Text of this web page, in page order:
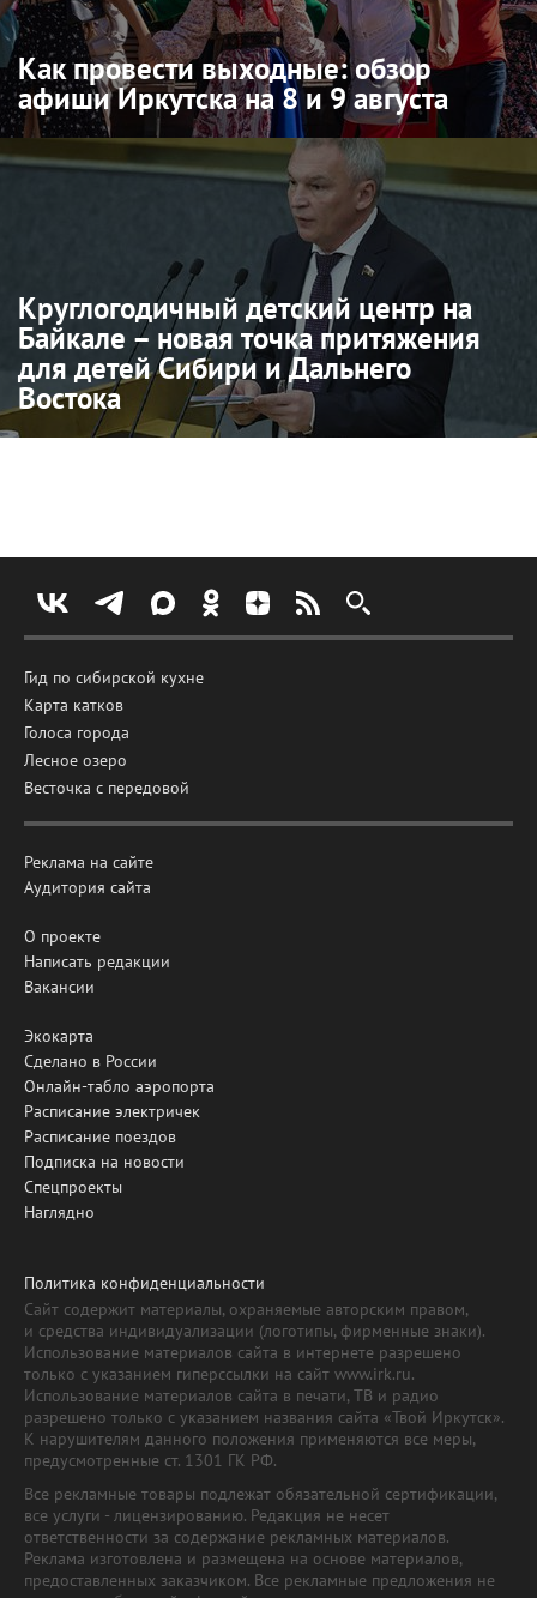
Как провести выходные: обзор
афиши Иркутска на 8 и 9 августа
Круглогодичный детский центр на
Байкале – новая точка притяжения
для детей Сибири и Дальнего
Востока
Гид по сибирской кухне
Карта катков
Голоса города
Лесное озеро
Весточка с передовой
Реклама на сайте
Аудитория сайта
О проекте
Написать редакции
Вакансии
Экокарта
Сделано в России
Онлайн-табло аэропорта
Расписание электричек
Расписание поездов
Подписка на новости
Спецпроекты
Наглядно
Политика конфиденциальности
Сайт содержит материалы, охраняемые авторским правом,
и средства индивидуализации (логотипы, фирменные знаки).
Использование материалов сайта в интернете разрешено
только с указанием гиперссылки на сайт www.irk.ru.
Использование материалов сайта в печати, ТВ и радио
разрешено только с указанием названия сайта «Твой Иркутск».
К нарушителям данного положения применяются все меры,
предусмотренные ст. 1301 ГК РФ.
Все рекламные товары подлежат обязательной сертификации,
все услуги - лицензированию. Редакция не несет
ответственности за содержание рекламных материалов.
Реклама изготовлена и размещена на основе материалов,
предоставленных заказчиком. Все рекламные предложения не